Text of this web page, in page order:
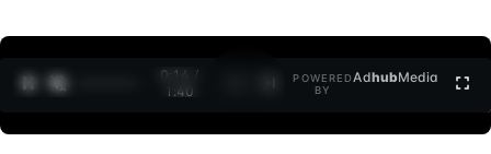
0:15 /
1:40
POWERED
BY
AdhubMedia